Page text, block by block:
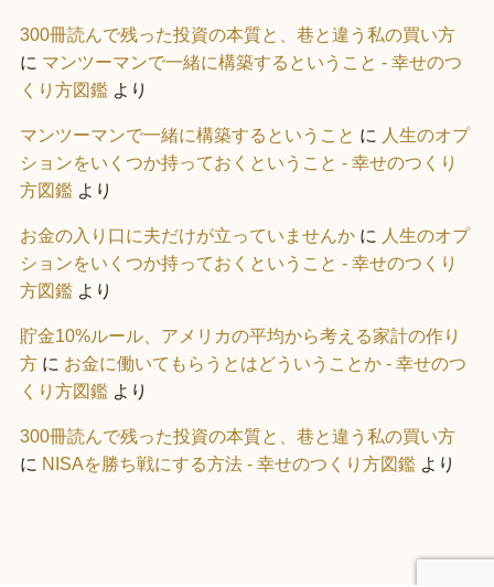
300冊読んで残った投資の本質と、巷と違う私の買い方
に マンツーマンで一緒に構築するということ - 幸せのつ
くり方図鑑より
マンツーマンで一緒に構築するということ に 人生のオプ
ションをいくつか持っておくということ - 幸せのつくり
方図鑑より
お金の入り口に夫だけが立っていませんかに 人生のオプ
ションをいくつか持っておくということ - 幸せのつくり
方図鑑より
貯金10%ルール、アメリカの平均から考える家計の作り
方に お金に働いてもらうとはどういうことか - 幸せのつ
くり方図鑑より
300冊読んで残った投資の本質と、巷と違う私の買い方
に NISAを勝ち戦にする方法 - 幸せのつくり方図鑑より